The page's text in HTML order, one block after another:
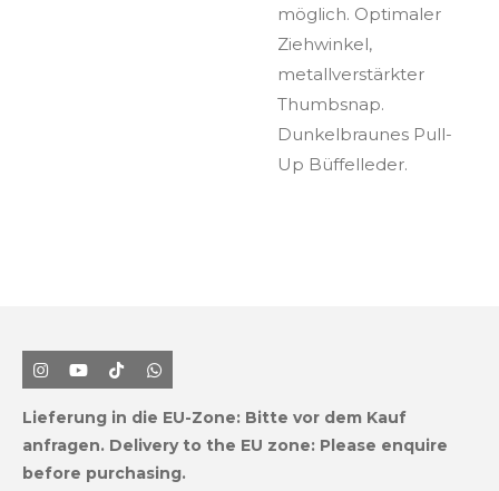
möglich. Opti­maler
Ziehwinkel,
metallverstärkter
Thumb­snap.
Dunkelbraunes Pull-
Up Büffelleder.
I
n
t
a
r
Y
o
T
u
e
T
i
k
T
o
W
h
t
s
p
Lieferung in die EU-Zone: Bitte vor dem Kauf
anfragen. Delivery to the EU zone: Please enquire
before purchasing.